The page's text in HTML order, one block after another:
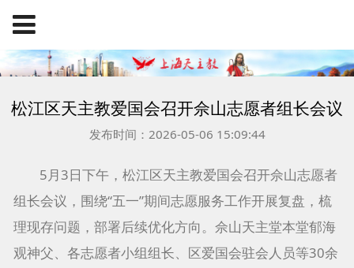
松江区天主教爱国会召开佘山志愿者组长会议
发布时间：2026-05-06 15:09:44
5月3日下午，松江区天主教爱国会召开佘山志愿者
组长会议，围绕“五一”期间志愿服务工作开展复盘，梳
理现存问题，部署后续优化方向。佘山天主堂本堂郁海
观神父、各志愿者小组组长、区爱国会驻会人员等30余